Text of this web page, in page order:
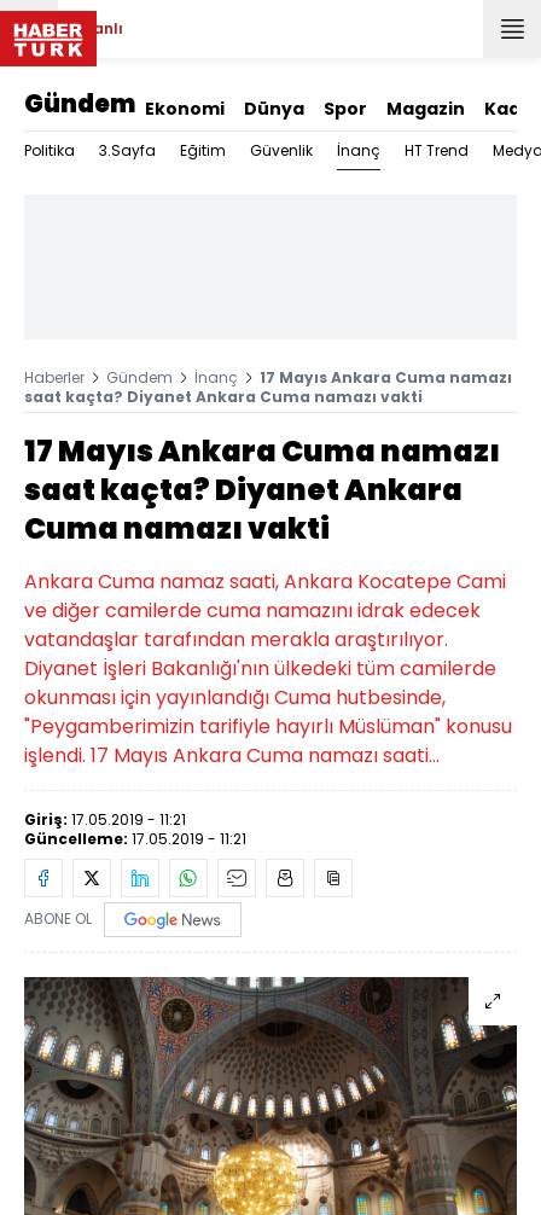
Canlı
Gündem Ekonomi Dünya Spor Magazin Kadın
Politika 3.Sayfa Eğitim Güvenlik İnanç HT Trend
Haberler Gündem İnanç
17 Mayıs Ankara Cuma namazı
saat kaçta? Diyanet Ankara Cuma namazı vakti
17 Mayıs Ankara Cuma namazı
saat kaçta? Diyanet Ankara
Cuma namazı vakti
Ankara Cuma namaz saati, Ankara Kocatepe Cami
ve diğer camilerde cuma namazını idrak edecek
vatandaşlar tarafından merakla araştırılıyor.
Diyanet İşleri Bakanlığı'nın ülkedeki tüm camilerde
okunması için yayınlandığı Cuma hutbesinde,
"Peygamberimizin tarifiyle hayırlı Müslüman" konusu
işlendi. 17 Mayıs Ankara Cuma namazı saati...
Giriş: 17.05.2019 - 11:21
Güncelleme: 17.05.2019 - 11:21
ABONE OL